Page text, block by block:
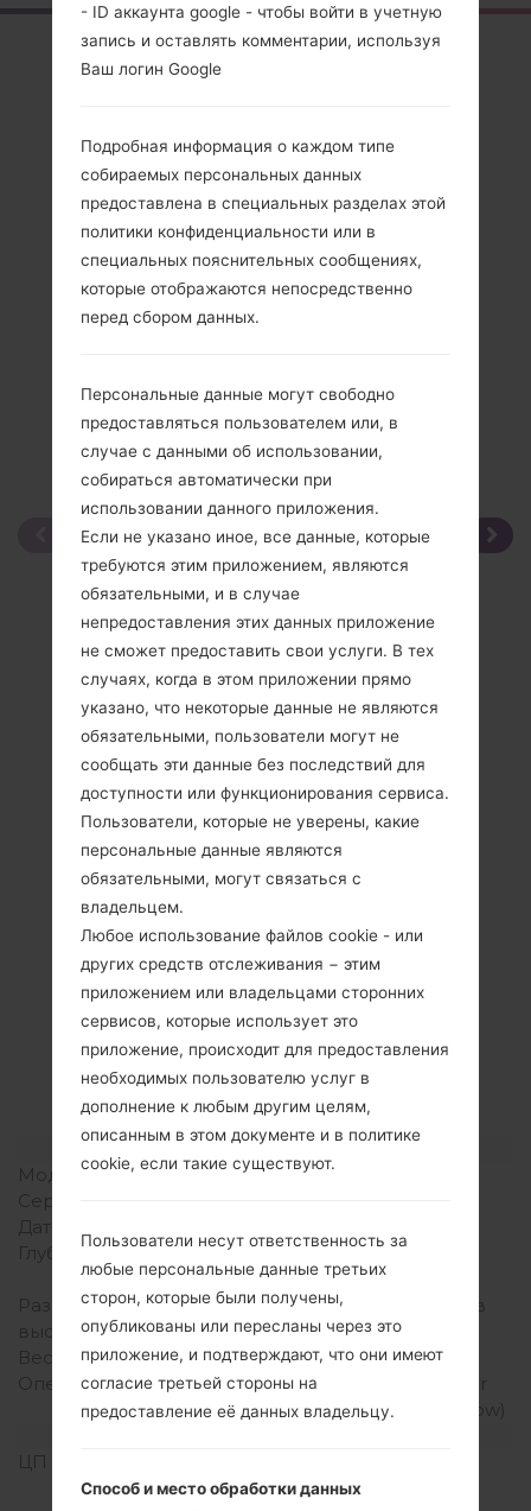
Обзор
akaLG K10
Сравнить
Спецификация
LGK428(LGK428)
akaLG K10
Модель и ее характеристики
Модель
LGK428
Серия
Дата выпуска
Глубина
8.8 миллиметров (0.35
дюйма)
Размеры (ширина /
высота)
146 x 74.8 миллиметров
(5.75 x 2.94 дюйма)
Вес
142 грамм (5.01 унции)
Операционная система
Android 5.1.1 (Lollipop) or
Android 6.0 (Marshmallow)
ЦП (процессор)
Qualcomm MSM8916
- ID аккаунта google - чтобы войти в учетную
запись и оставлять комментарии, используя
Ваш логин Google
Подробная информация о каждом типе
собираемых персональных данных
предоставлена в специальных разделах этой
политики конфиденциальности или в
специальных пояснительных сообщениях,
которые отображаются непосредственно
перед сбором данных.
Персональные данные могут свободно
предоставляться пользователем или, в
случае с данными об использовании,
собираться автоматически при
использовании данного приложения.
Если не указано иное, все данные, которые
требуются этим приложением, являются
обязательными, и в случае
непредоставления этих данных приложение
не сможет предоставить свои услуги. В тех
случаях, когда в этом приложении прямо
указано, что некоторые данные не являются
обязательными, пользователи могут не
сообщать эти данные без последствий для
доступности или функционирования сервиса.
Пользователи, которые не уверены, какие
персональные данные являются
обязательными, могут связаться с
владельцем.
Любое использование файлов cookie - или
других средств отслеживания − этим
приложением или владельцами сторонних
сервисов, которые использует это
приложение, происходит для предоставления
необходимых пользователю услуг в
дополнение к любым другим целям,
описанным в этом документе и в политике
cookie, если такие существуют.
Пользователи несут ответственность за
любые персональные данные третьих
сторон, которые были получены,
опубликованы или пересланы через это
приложение, и подтверждают, что они имеют
согласие третьей стороны на
предоставление её данных владельцу.
Способ и место обработки данных